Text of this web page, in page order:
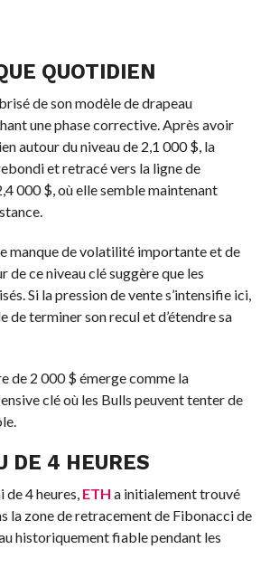
QUOTIDIEN
de son modèle de drapeau
une phase corrective. Après avoir
autour du niveau de 2,1 000 $, la
et retracé vers la ligne de
000 $, où elle semble maintenant
manque de volatilité importante et de
de ce niveau clé suggère que les
Si la pression de vente s’intensifie ici,
de terminer son recul et d’étendre sa
de 2 000 $ émerge comme la
clé où les Bulls peuvent tenter de
DE 4 HEURES
de 4 heures, ETH a initialement trouvé
la zone de retracement de Fibonacci de
historiquement fiable pendant les